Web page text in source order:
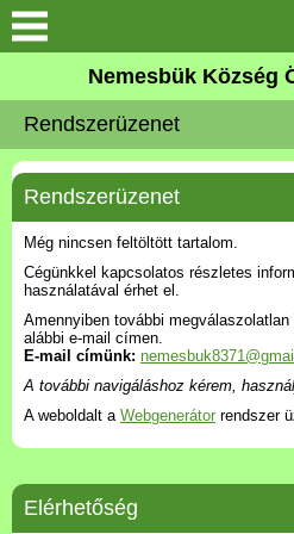
Keresés
Önkormányzat
Közös Önkormányzati
Hivatal
Zalaköveskút
Művelődési ház
Elérhetőség
MAGYAR FALU PROGRAM
Versenyképes Járások
Program
Nemesbük Község
Rendszerüzenet
Rendszerüzenet
Még nincsen feltöltött tartalom.
Cégünkkel kapcsolatos részletes
használatával érhet el.
Amennyiben további
alábbi e-mail címen.
E-mail címünk:
A további navigáláshoz kérem,
A weboldalt a Webgenerátor rendszer
Elérhetőség